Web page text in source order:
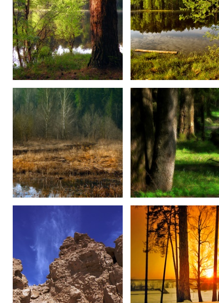
У озера Озёро
Весенний этюд ЛЕС